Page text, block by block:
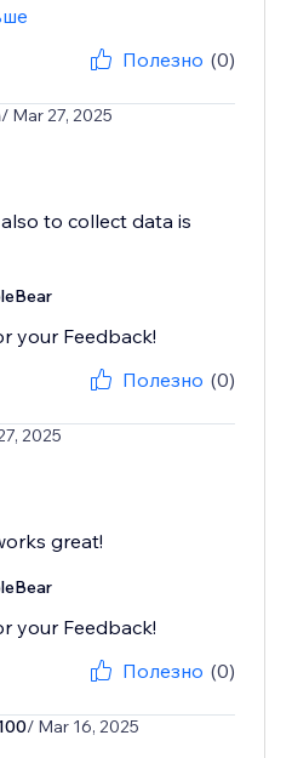
Полезно (0)
/ Mar 27, 2025
to collect data is
your Feedback!
Полезно (0)
2025
great!
your Feedback!
Полезно (0)
/ Mar 16, 2025